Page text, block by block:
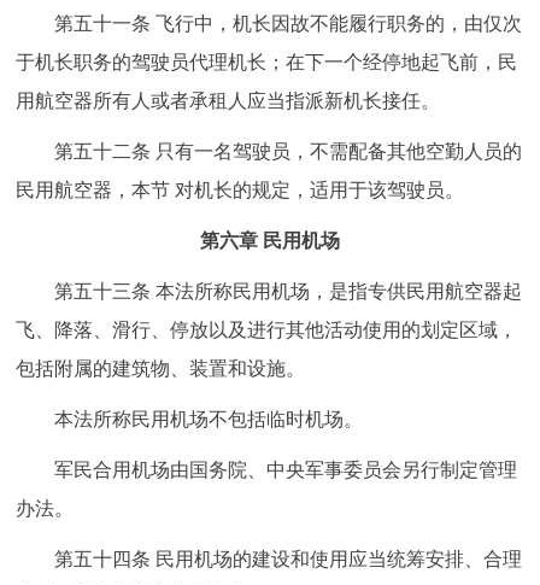
第五十一条 飞行中，机长因故不能履行职务的，由仅次
于机长职务的驾驶员代理机长；在下一个经停地起飞前，民
用航空器所有人或者承租人应当指派新机长接任。
第五十二条 只有一名驾驶员，不需配备其他空勤人员的
民用航空器，本节 对机长的规定，适用于该驾驶员。
第六章 民用机场
第五十三条 本法所称民用机场，是指专供民用航空器起
飞、降落、滑行、停放以及进行其他活动使用的划定区域，
包括附属的建筑物、装置和设施。
本法所称民用机场不包括临时机场。
军民合用机场由国务院、中央军事委员会另行制定管理
办法。
第五十四条 民用机场的建设和使用应当统筹安排、合理